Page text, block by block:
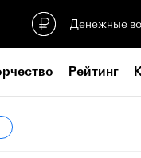
Денежные
Рейтинг